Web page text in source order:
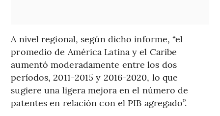
A nivel regional, según dicho informe, “el
promedio de América Latina y el Caribe
aumentó moderadamente entre los dos
períodos, 2011-2015 y 2016-2020, lo que
sugiere una ligera mejora en el número de
patentes en relación con el PIB agregado”.